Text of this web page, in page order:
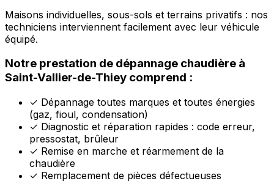
Maisons individuelles, sous-sols et terrains privatifs : nos
techniciens interviennent facilement avec leur véhicule
équipé.
Notre prestation de dépannage chaudière à
Saint-Vallier-de-Thiey comprend :
✓ Dépannage toutes marques et toutes énergies
(gaz, fioul, condensation)
✓ Diagnostic et réparation rapides : code erreur,
pressostat, brûleur
✓ Remise en marche et réarmement de la
chaudière
✓ Remplacement de pièces défectueuses